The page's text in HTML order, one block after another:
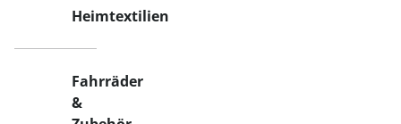
Heimtextilien
Fahrräder
&